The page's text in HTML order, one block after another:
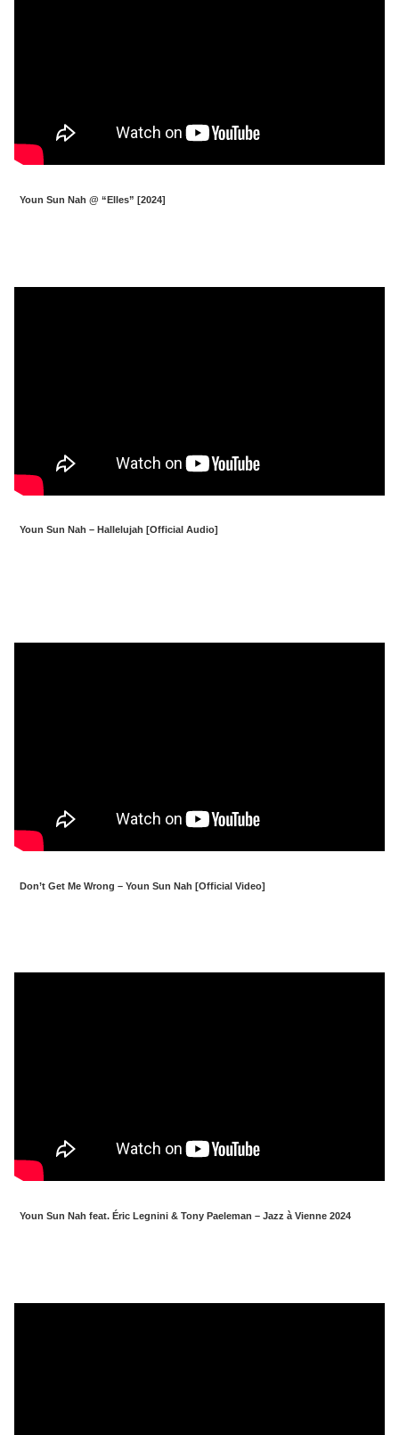
Youn Sun Nah @ “Elles” [2024]
Youn Sun Nah – Hallelujah [Official Audio]
Don’t Get Me Wrong – Youn Sun Nah [Official Video]
Youn Sun Nah feat. Éric Legnini & Tony Paeleman – Jazz à Vienne 2024